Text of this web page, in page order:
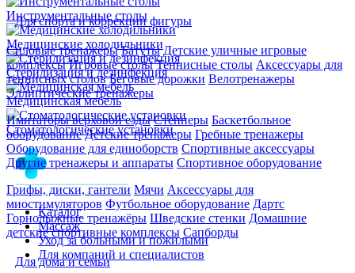
Для спорта и коррекции фигуры
Силовые тренажеры Батуты Детские уличные игровые
комплексы Игровые столы Теннисные столы Аксессуары для
теннисных столов Беговые дорожки Велотренажеры
Эллиптические тренажеры
Имитаторы верховой езды Степперы Баскетбольное
оборудование Детские тренажеры Гребные тренажеры
Оборудование для единоборств Спортивные аксессуары
Другие тренажеры и аппараты Спортивное оборудование
Грифы, диски, гантели Мячи Аксессуары для
миостимуляторов Футбольное оборудование Дартс
Горнолыжные тренажёры Шведские стенки Домашние
детские спортивные комплексы Сапборды
Для дома и семьи
Инструментальные столы
Медицинские холодильники
Стерилизация и дезинфекция
Медицинская мебель
Стоматологические установки
Каталог
Массаж
Уход за больными и пожилыми
Для компаний и специалистов